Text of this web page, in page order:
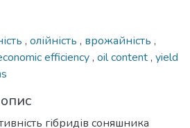
, олійність , врожайність ,
efficiency, oil content, yield
гібридів соняшника